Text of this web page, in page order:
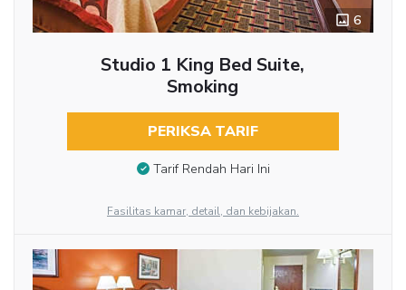
6
Studio 1 King Bed Suite,
Smoking
PERIKSA TARIF
Tarif Rendah Hari Ini
Fasilitas kamar, detail, dan kebijakan.